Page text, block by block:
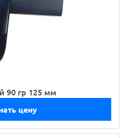
90 гр 125 мм
цену